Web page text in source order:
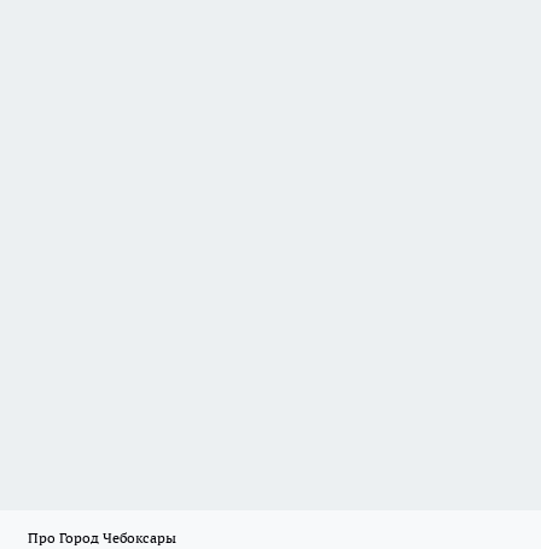
Про Город Чебоксары